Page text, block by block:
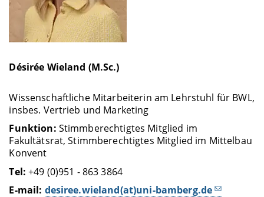
Désirée Wieland (M.Sc.)
Wissenschaftliche Mitarbeiterin am Lehrstuhl für BWL,
insbes. Vertrieb und Marketing
Funktion: Stimmberechtigtes Mitglied im
Fakultätsrat, Stimmberechtigtes Mitglied im Mittelbau
Konvent
Tel:+49 (0)951 - 863 3864
E-mail: desiree.wieland(at)uni-bamberg.de